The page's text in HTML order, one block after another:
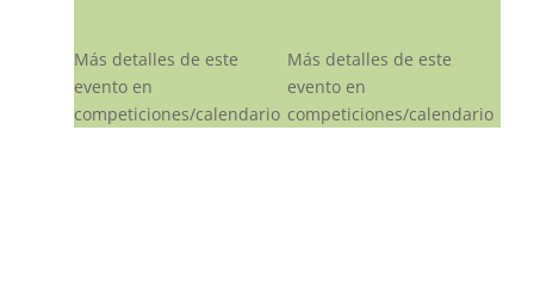
Más detalles de este
evento en
competiciones/calendario
Más detalles de este
evento en
competiciones/calendario